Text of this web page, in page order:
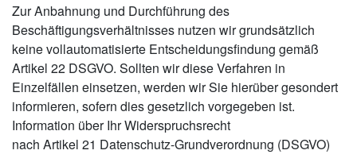
Zur Anbahnung und Durchführung des
Beschäftigungsverhältnisses nutzen wir grundsätzlich
keine vollautomatisierte Entscheidungsfindung gemäß
Artikel 22 DSGVO. Sollten wir diese Verfahren in
Einzelfällen einsetzen, werden wir Sie hierüber gesondert
informieren, sofern dies gesetzlich vorgegeben ist.
Information über Ihr Widerspruchsrecht
nach Artikel 21 Datenschutz-Grundverordnung (DSGVO)